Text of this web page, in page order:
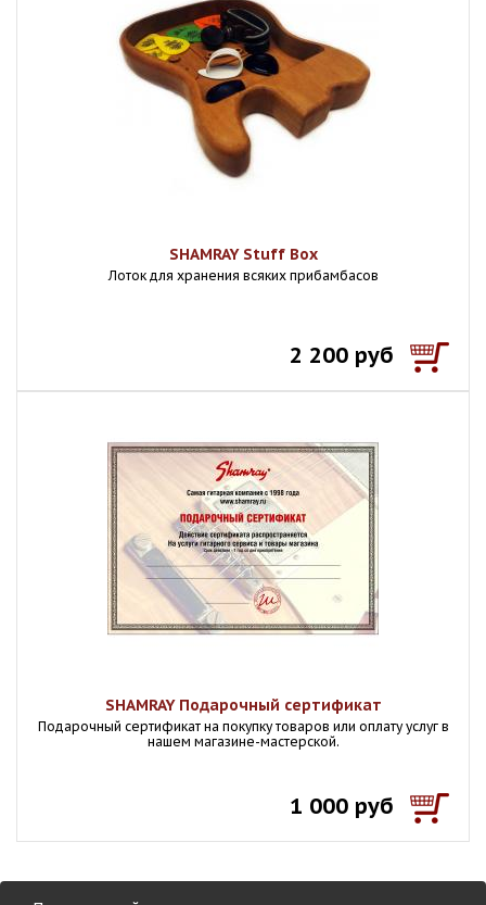
SHAMRAY Stuff Box
Лоток для хранения всяких прибамбасов
2 200 руб
SHAMRAY Подарочный сертификат
Подарочный сертификат на покупку товаров или оплату услуг в
нашем магазине-мастерской.
1 000 руб